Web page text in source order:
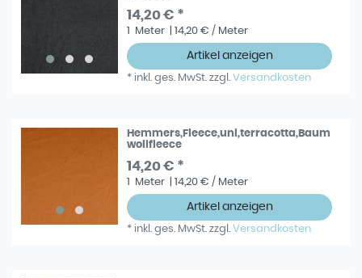
14,20 € *
1 Meter | 14,20 € / Meter
Artikel anzeigen
* inkl. ges. MwSt. zzgl.Versandkosten
Hemmers,Fleece,uni,terracotta,Baum
wollfleece
14,20 € *
1 Meter | 14,20 € / Meter
Artikel anzeigen
* inkl. ges. MwSt. zzgl.Versandkosten